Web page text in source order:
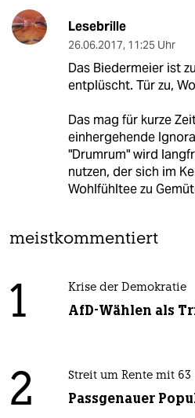
Lesebrille
26.06.2017, 11:25 Uhr
Das Biedermeier ist
entplüscht. Tür zu,
Das mag für kurze
einhergehende
"Drumrum" wird
nutzen, der sich im
Wohlfühltee zu
meistkommentiert
1 Krise der Demokratie
AfD-Wählen als
2 Streit um Rente mit 63
Passgenauer